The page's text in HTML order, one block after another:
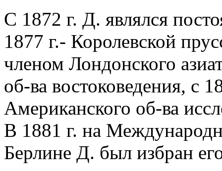
С 1872 г. Д. являлся
1877 г.- Королевской
членом Лондонского
об-ва востоковедения, с
Американского об-ва
В 1881 г. на
Берлине Д. был избран